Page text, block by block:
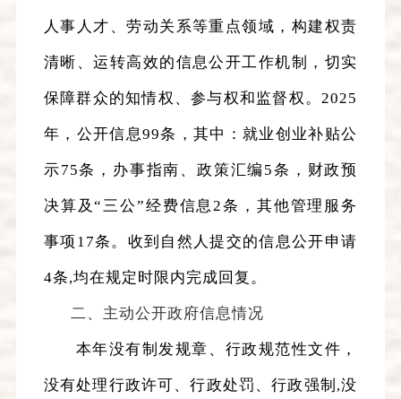
人事人才、劳动关系等重点领域，构建权责
清晰、运转高效的信息公开工作机制，切实
保障群众的知情权、参与权和监督权 。2025
年， 公开信息99条，其中：就业创业补贴公
示75条，办事指南、政策汇编 5条，财政预
决算及“三公”经费信息2条，其他管理服务
事项 17条。收到自然人提交的信息公开申请
4条,均在规定时限内完成回复。
二、主动公开政府信息情况
本年没有制发规章、行政规范性文件，
没有处理行政许可、行政处罚、行政强制 ,没